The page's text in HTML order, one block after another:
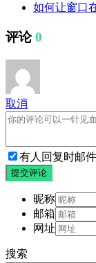
如何让窗口
评论0
取消
有人回复时邮
提交评论
昵称
邮箱
网址
搜索